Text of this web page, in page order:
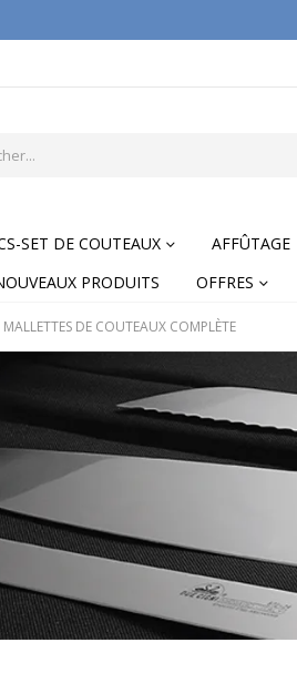
SET DE COUTEAUX AFFÛTAGE
PRODUITS OFFRES
MALLETTES DE COUTEAUX COMPLÈTE